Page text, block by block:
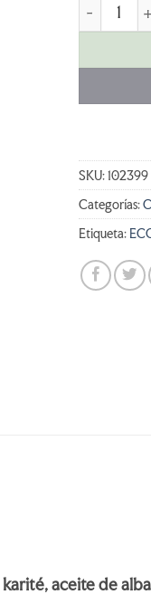
SKU:102399
Categorías:
Etiqueta:
aceite de